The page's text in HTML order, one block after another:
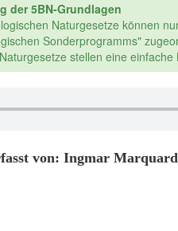
der 5BN-Grundlagen
Naturgesetze können
Sonderprogramms"
stellen eine
von: Ingmar